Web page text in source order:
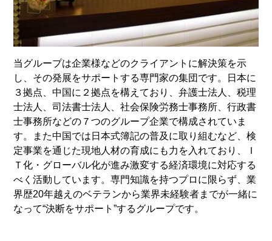
当グループは企業様などのクライアントに解決策を示
し、その発展をサポートする専門家の集団です。日本に
３拠点、中国に２拠点を構えており、弁護士法人、税理
士法人、司法書士法人、社会保険労務士事務所、行政書
士事務所などの７つのグループ企業で構成されていま
す。また中国では日本式簿記の普及に取り組むなど、検
定事業を通じた現地人材の育成にも力を入れており、Ｉ
Ｔ化・グローバル化が進み激変する経済環境に対応する
べく活動しています。専門知識を持つプロに限らず、業
界歴20年越えのベテランから業界未経験者までが一緒に
なって“決断をサポート”するグループです。